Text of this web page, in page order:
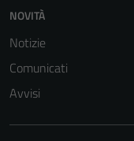
NOVITÀ
Notizie
Comunicati
Avvisi